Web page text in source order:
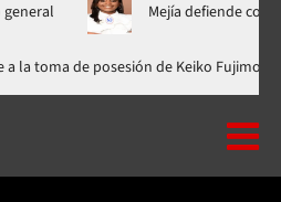
Mejía defiende consenso PRM
no fue a la toma de posesión de